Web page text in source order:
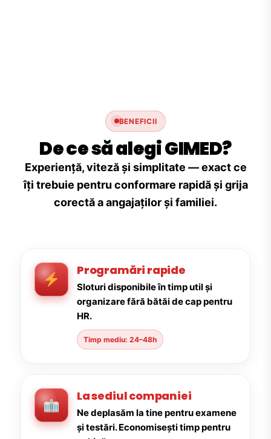
BENEFICII
De ce să alegi GIMED?
Experiență, viteză și simplitate — exact ce
îți trebuie pentru conformare rapidă și grija
corectă a angajaților și familiei.
Programări rapide
Sloturi disponibile în timp util și
organizare fără bătăi de cap pentru
HR.
Timp mediu: 24–48h
La sediul companiei
Ne deplasăm la tine pentru examene
și testări. Economisești timp pentru